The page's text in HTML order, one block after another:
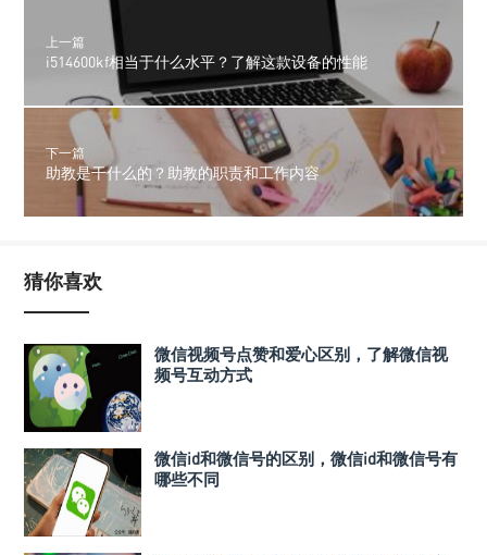
上一篇
i514600kf相当于什么水平？了解这款设备的性能
下一篇
助教是干什么的？助教的职责和工作内容
猜你喜欢
微信视频号点赞和爱心区别，了解微信视
频号互动方式
微信id和微信号的区别，微信id和微信号有
哪些不同